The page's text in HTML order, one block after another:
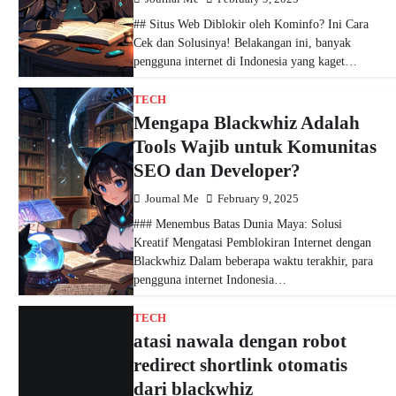
Kreatif Mengatasi Pemblokiran Internet dengan
Blackwhiz Dalam beberapa waktu terakhir, para
pengguna internet Indonesia…
TECH
atasi nawala dengan robot
redirect shortlink otomatis
dari blackwhiz
Journal Me February 9, 2025
## Mengatasi Pemblokiran Situs Seperti Vimeo
dan Binance di Indonesia: Panduan Lengkap
untuk Pengguna Internet Halo, internet-savvy
folks! 🙌 Sudah…
TECH
Penting untuk memastikan
web tidak terkena nawala
agar mudah naik ke ranking